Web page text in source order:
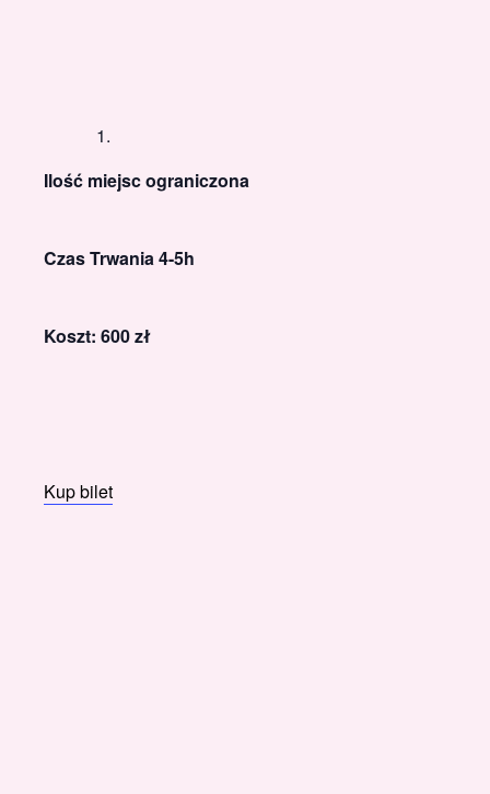
Ilość miejsc ograniczona
Czas Trwania 4-5h
Koszt: 600 zł
Kup bilet